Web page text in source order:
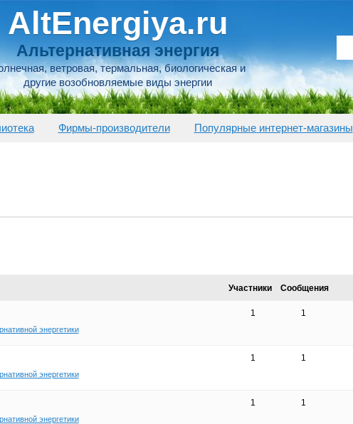
AltEnergiya.ru
Альтернативная энергия
ветровая, термальная, биологическая и
другие возобновляемые виды энергии
Фирмы-производители Популярные интернет-магазины
Участники Сообщения
энергетики
1 1
энергетики
1 1
энергетики
1 1